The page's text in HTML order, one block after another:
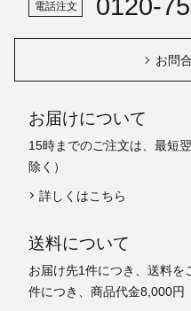
電話注文 0120-
お問
お届けについて
15時までのご注文は、最短
除く）
詳しくはこちら
送料について
お届け先1件につき、送料を
件につき、商品代金8,000円